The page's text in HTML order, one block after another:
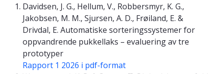
Davidsen, J. G., Hellum, V., Robbersmyr, K. G.,
Jakobsen, M. M., Sjursen, A. D., Frøiland, E. &
Drivdal, E. Automatiske sorteringssystemer for
oppvandrende pukkellaks – evaluering av tre
prototyper
Rapport 1 2026 i pdf-format